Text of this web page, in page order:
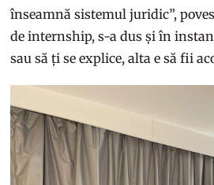
înseamnă sistemul juridic”,
de internship, s-a dus și în
sau să ți se explice, alta e să fii